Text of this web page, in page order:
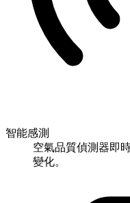
智能感測
空氣品質偵測器即
變化。